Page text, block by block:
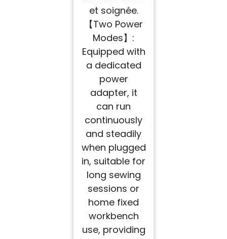
et soignée.
【Two Power
Modes】:
Equipped with
a dedicated
power
adapter, it
can run
continuously
and steadily
when plugged
in, suitable for
long sewing
sessions or
home fixed
workbench
use, providing